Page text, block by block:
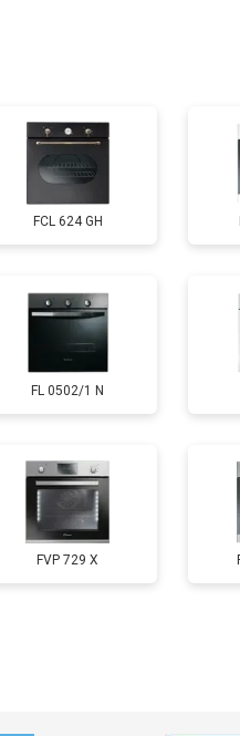
4500 ₽
FCL 624 GH
FL 0502/1 N
FVP 729 X